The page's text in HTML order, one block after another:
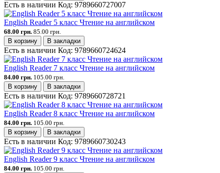
Есть в наличии Код: 9789660727007
English Reader 5 класс Чтение на английском
68.00 грн. 85.00 грн.
В корзину
В закладки
Есть в наличии Код: 9789660724624
English Reader 7 класс Чтение на английском
84.00 грн. 105.00 грн.
В корзину
В закладки
Есть в наличии Код: 9789660728721
English Reader 8 класс Чтение на английском
84.00 грн. 105.00 грн.
В корзину
В закладки
Есть в наличии Код: 9789660730243
English Reader 9 класс Чтение на английском
84.00 грн. 105.00 грн.